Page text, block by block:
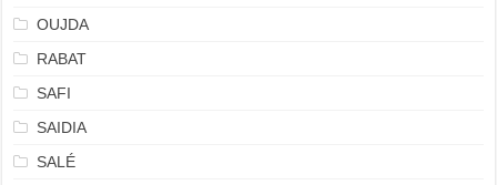
OUJDA
RABAT
SAFI
SAIDIA
SALÉ